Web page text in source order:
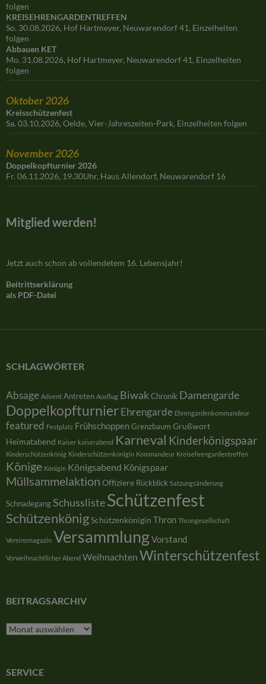
folgen
KREISEHRENGARDENTREFFEN
So. 30.08.2026, Hof Hartmeyer, Neuwarendorf 41, Einzelheiten
folgen
Abbauen KET
Mo. 31.08.2026, Hof Hartmeyer, Neuwarendorf 41, Einzelheiten
folgen
Oktober 2026
Kreisschützenfest
Sa. 03.10.2026, Oelde, Vier-Jahreszeiten-Park, Einzelheiten folgen
November 2026
Doppelkopfturnier 2026
Fr. 06.11.2026, 19.30Uhr, Haus Allendorf, Neuwarendorf 16
Mitglied werden!
Jetzt auch schon ab vollendetem 16. Lebensjahr!
Beitrittserklärung
als PDF-Datei
SCHLAGWÖRTER
Absage Advent Antreten Ausflug BiwakChronik Damengarde
DoppelkopfturnierEhrengarde Ehrengardenkommandeur
featured Festplatz FrühschoppenGrenzbaum Grußwort
Heimatabend Kaiser kaiserabend Karneval Kinderkönigspaar
Kinderschützenkönig Kinderschützenkönigin Kommandeur Kreisehrengardentreffen
Könige Königin Königsabend Königspaar
Müllsammelaktion Offiziere Rückblick Satzungsänderung
SchnadegangSchusslisteSchützenfest
SchützenkönigSchützenkönigin Thron Throngesellschaft
Vereinsmagazin VersammlungVorstand
Vorweihnachtlicher Abend Weihnachten Winterschützenfest
BEITRAGSARCHIV
Beitragsarchiv
SERVICE